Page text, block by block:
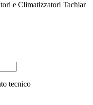
e Climatizzatori Tachiar
tecnico